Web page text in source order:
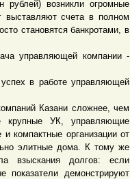
возникли огромные
счета в полном
становятся банкротами, в
управляющей компании -
в работе управляющей
Казани сложнее, чем
крупные УК, управляющие
компактные организации от
элитные дома. К тому же
взыскания долгов: если
показатели демонстрируют